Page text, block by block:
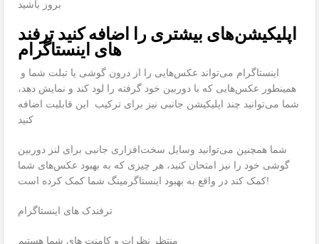
اپلیکیشن‌های بیشتری را اضافه کنید ترفند
های اینستاگرام
همینطور عکس‌هایی که با دوربین خود گرفته را لود کند و نمایش دهد،
شما می‌توانید چند اپلیکیشن جانبی نیز برای ترکیب این قابلیت اضافه
کنید
شما همچنین می‌توانید وسایل سخت‌افزاری جانبی برای لنز دوربین
گوشی خود را نیز امتحان کنید، هر چیزی که به بهبود عکس‌های شما
کمک کند در واقع به بهبود اینستاگرمینگ شما کمک کرده است!
ترفندک های اینستاگرام